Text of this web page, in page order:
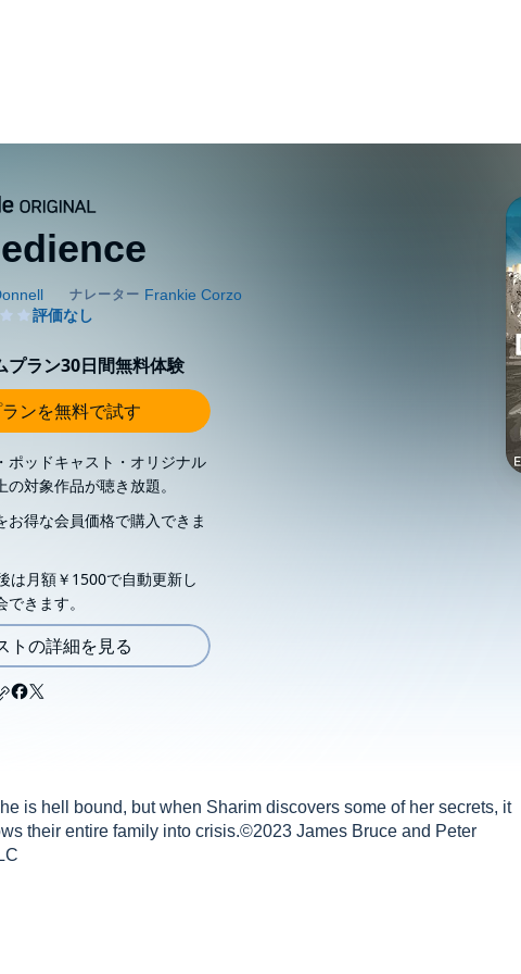
ラン30日間無料体験
ンを無料で試す
ポッドキャスト・オリジナル
対象作品が聴き放題。
お得な会員価格で購入できま
は月額￥1500で自動更新し
きます。
トの詳細を見る
is hell bound, but when Sharim discovers some of her secrets, it
their entire family into crisis.©2023 James Bruce and Peter